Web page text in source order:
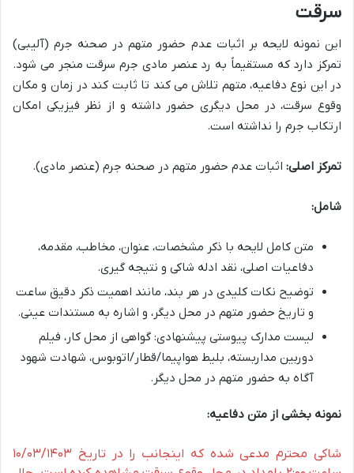
سرقت
این نمونه لایحه بر اثبات عدم حضور متهم در صحنه جرم (آلیبی)
تمرکز دارد که مستقیماً به رد عنصر مادی جرم سرقت منجر می شود.
در این نوع دفاعیه، متهم تلاش می کند تا ثابت کند در زمان و مکان
وقوع سرقت، در محل دیگری حضور داشته و از نظر فیزیکی امکان
ارتکاب جرم را نداشته است.
تمرکز اصلی: اثبات عدم حضور متهم در صحنه جرم (عنصر مادی).
شامل:
متن کامل لایحه با ذکر مشخصات، عنوان، مخاطب، مقدمه،
دفاعیات اصلی، نقد ادله شاکی و نتیجه گیری.
توضیح نکات کلیدی در هر بند، مانند اهمیت ذکر دقیق ساعت
و تاریخ حضور متهم در محل دیگر، و اشاره به مستندات عینی.
لیست مدارک پیوستی پیشنهادی: گواهی از محل کار، فیلم
دوربین مداربسته، بلیط هواپیما/قطار/اتوبوس، شهادت شهود
آگاه به حضور متهم در محل دیگر.
نمونه بخشی از متن دفاعیه:
شاکی محترم مدعی شده که اینجانب را در تاریخ ۱۰/۰۳/۱۴۰۳